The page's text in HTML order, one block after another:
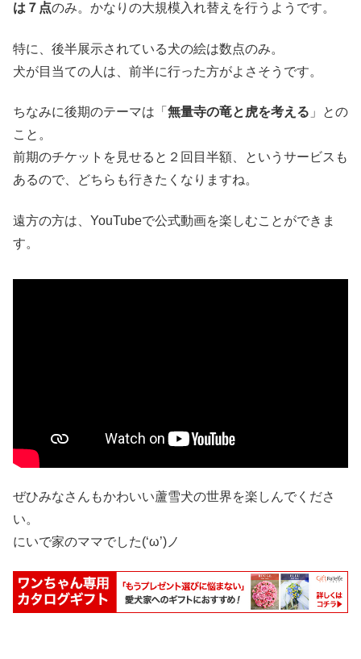
は７点のみ。かなりの大規模入れ替えを行うようです。
特に、後半展示されている犬の絵は数点のみ。
犬が目当ての人は、前半に行った方がよさそうです。
ちなみに後期のテーマは「 無量寺の竜と虎を考える 」との
こと。
前期のチケットを見せると２回目半額、というサービスも
あるので、どちらも行きたくなりますね。
遠方の方は、YouTubeで公式動画を楽しむことができま
す。
ぜひみなさんもかわいい蘆雪犬の世界を楽しんでくださ
い。
にいで家のママでした(‘ω’)ノ